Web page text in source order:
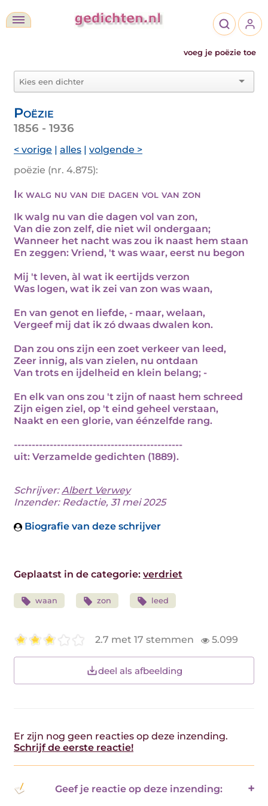
voeg je poëzie toe
Poëzie
1856 - 1936
< vorige | alles | volgende >
poëzie (nr. 4.875):
Ik walg nu van die dagen vol van zon
Ik walg nu van die dagen vol van zon,
Van die zon zelf, die niet wil ondergaan;
Wanneer het nacht was zou ik naast hem staan
En zeggen: Vriend, 't was waar, eerst nu begon
Mij 't leven, àl wat ik eertijds verzon
Was logen, wat ik zei van zon was waan,
En van genot en liefde, - maar, welaan,
Vergeef mij dat ik zó dwaas dwalen kon.
Dan zou ons zijn een zoet verkeer van leed,
Zeer innig, als van zielen, nu ontdaan
Van trots en ijdelheid en klein belang; -
En elk van ons zou 't zijn of naast hem schreed
Zijn eigen ziel, op 't eind geheel verstaan,
Naakt en een glorie, van éénzelfde rang.
-----------------------------------------------
uit: Verzamelde gedichten (1889).
Schrijver:Albert Verwey
Inzender: Redactie, 31 mei 2025
Biografie van deze schrijver
Geplaatst in de categorie: verdriet
waan zon leed
2.7 met 17 stemmen 5.099
deel als afbeelding
Er zijn nog geen reacties op deze inzending.
Schrijf de eerste reactie!
Geef je reactie op deze inzending: